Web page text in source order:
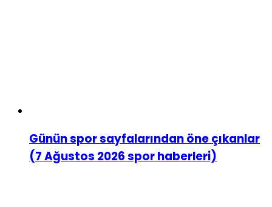
Günün spor sayfalarından öne çıkanlar
(7 Ağustos 2026 spor haberleri)